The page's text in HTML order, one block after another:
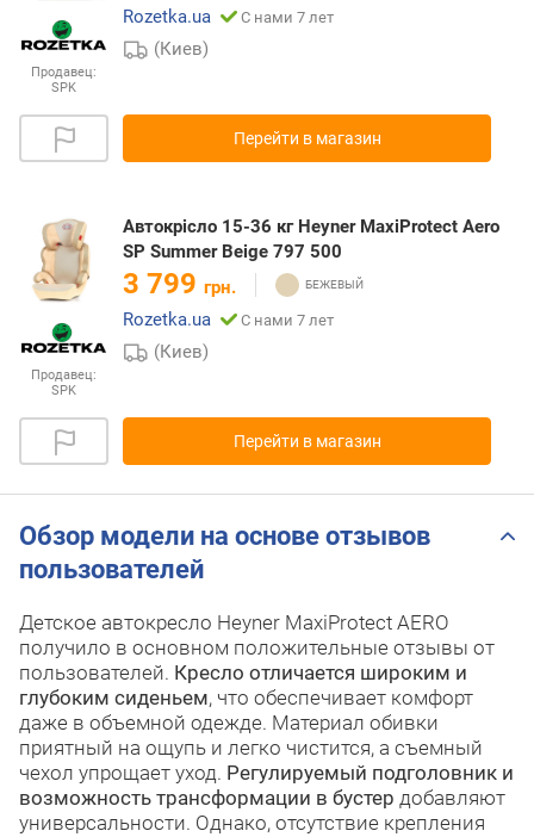
Продавец:
SPK
Rozetka.ua
С нами 7 лет
(Киев)
Перейти в магазин
Продавец:
SPK
Автокрісло 15-36 кг Heyner MaxiProtect Aero
SP Summer Beige 797 500
3 799 грн.
Rozetka.ua
С нами 7 лет
(Киев)
Перейти в магазин
Обзор модели на основе отзывов
пользователей
Детское автокресло Heyner MaxiProtect AERO
получило в основном положительные отзывы от
пользователей. Кресло отличается широким и
глубоким сиденьем, что обеспечивает комфорт
даже в объемной одежде. Материал обивки
приятный на ощупь и легко чистится, а съемный
чехол упрощает уход. Регулируемый подголовник и
возможность трансформации в бустер добавляют
универсальности. Однако, отсутствие крепления